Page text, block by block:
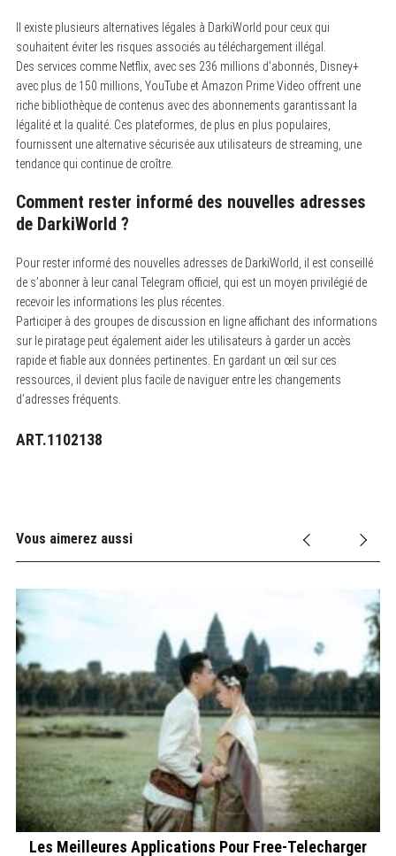
Il existe plusieurs alternatives légales à DarkiWorld pour ceux qui
souhaitent éviter les risques associés au téléchargement illégal.
Des services comme Netflix, avec ses 236 millions d’abonnés, Disney+
avec plus de 150 millions, YouTube et Amazon Prime Video offrent une
riche bibliothèque de contenus avec des abonnements garantissant la
légalité et la qualité. Ces plateformes, de plus en plus populaires,
fournissent une alternative sécurisée aux utilisateurs de streaming, une
tendance qui continue de croître.
Comment rester informé des nouvelles adresses
de DarkiWorld ?
Pour rester informé des nouvelles adresses de DarkiWorld, il est conseillé
de s’abonner à leur canal Telegram officiel, qui est un moyen privilégié de
recevoir les informations les plus récentes.
Participer à des groupes de discussion en ligne affichant des informations
sur le piratage peut également aider les utilisateurs à garder un accès
rapide et fiable aux données pertinentes. En gardant un œil sur ces
ressources, il devient plus facile de naviguer entre les changements
d’adresses fréquents.
ART.1102138
Vous aimerez aussi
Les Meilleures Applications Pour Free-Telecharger